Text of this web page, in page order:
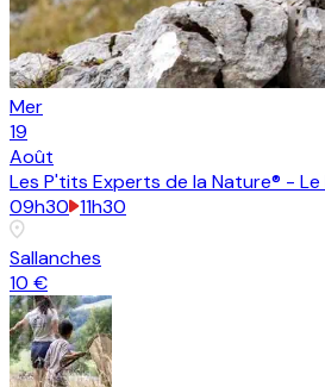
Mer
19
Août
Les P'tits Experts de la Nature® -
09h30 11h30
Sallanches
10 €